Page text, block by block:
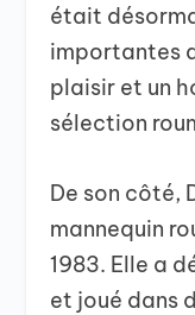
était
importantes
plaisir et un
sélection
De son côté,
mannequin
1983. Elle a
et joué dans